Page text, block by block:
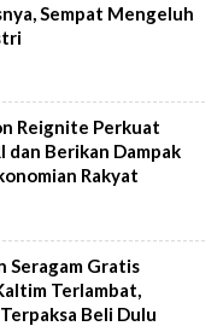
Sempat Mengeluh
Reignite Perkuat
dan Berikan Dampak
Rakyat
Seragam Gratis
Terlambat,
Beli Dulu